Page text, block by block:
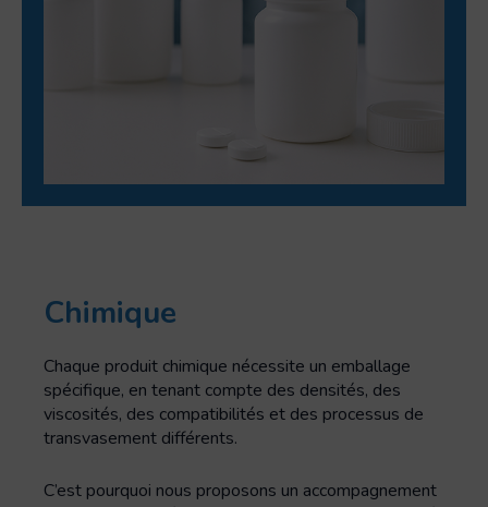
Chimique
Chaque produit chimique nécessite un emballage
spécifique, en tenant compte des densités, des
viscosités, des compatibilités et des processus de
transvasement différents.
C’est pourquoi nous proposons un accompagnement